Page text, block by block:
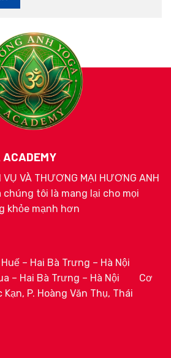
ACADEMY
VỤ VÀ THƯƠNG MẠI HƯƠNG ANH
chúng tôi là mang lại cho mọi
khỏe mạnh hơn
– Hai Bà Trưng – Hà Nội
– Hai Bà Trưng – Hà Nội
Cơ
P. Hoàng Văn Thụ, Thái